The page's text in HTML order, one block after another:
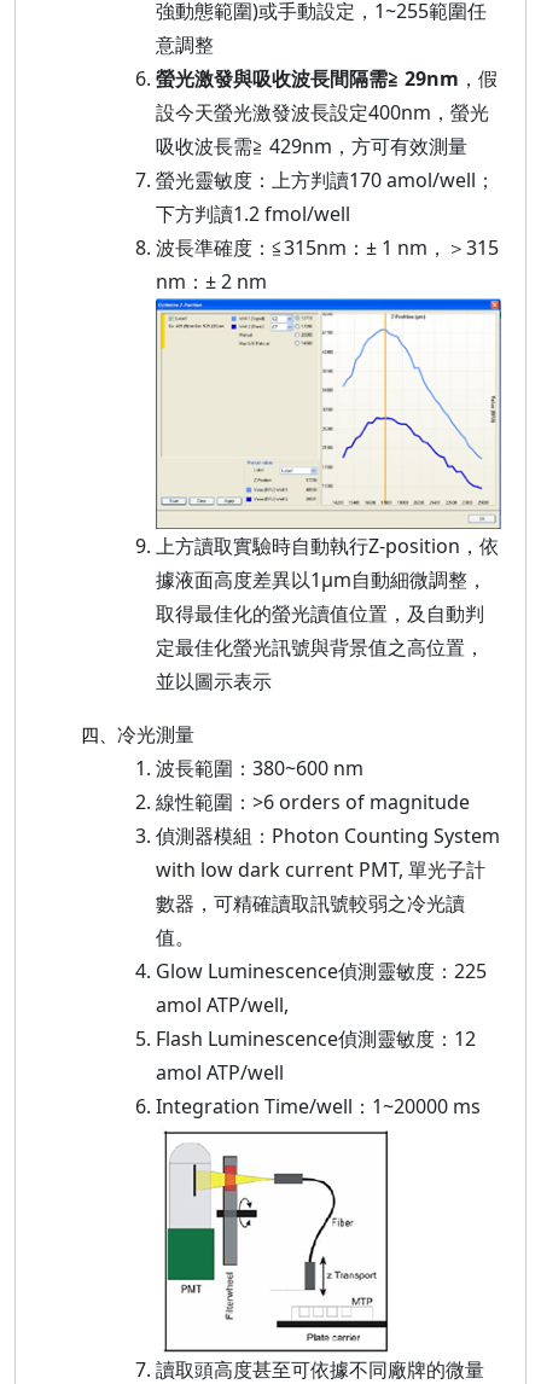
強動態範圍)或手動設定，1~255範圍任
意調整
螢光激發與吸收波長間隔需≧ 29nm ，假
設今天螢光激發波長設定400nm，螢光
吸收波長需≧ 429nm，方可有效測量
螢光靈敏度：上方判讀170 amol/well；
下方判讀1.2 fmol/well
波長準確度：≦315nm：± 1 nm，＞315
nm：± 2 nm
上方讀取實驗時自動執行Z-position，依
據液面高度差異以1μm自動細微調整，
取得最佳化的螢光讀值位置，及自動判
定最佳化螢光訊號與背景值之高位置，
並以圖示表示
四、 冷光測量
波長範圍：380~600 nm
線性範圍：>6 orders of magnitude
偵測器模組：Photon Counting System
with low dark current PMT, 單光子計
數器，可精確讀取訊號較弱之冷光讀
值。
Glow Luminescence偵測靈敏度：225
amol ATP/well,
Flash Luminescence偵測靈敏度：12
amol ATP/well
Integration Time/well：1~20000 ms
讀取頭高度甚至可依據不同廠牌的微量